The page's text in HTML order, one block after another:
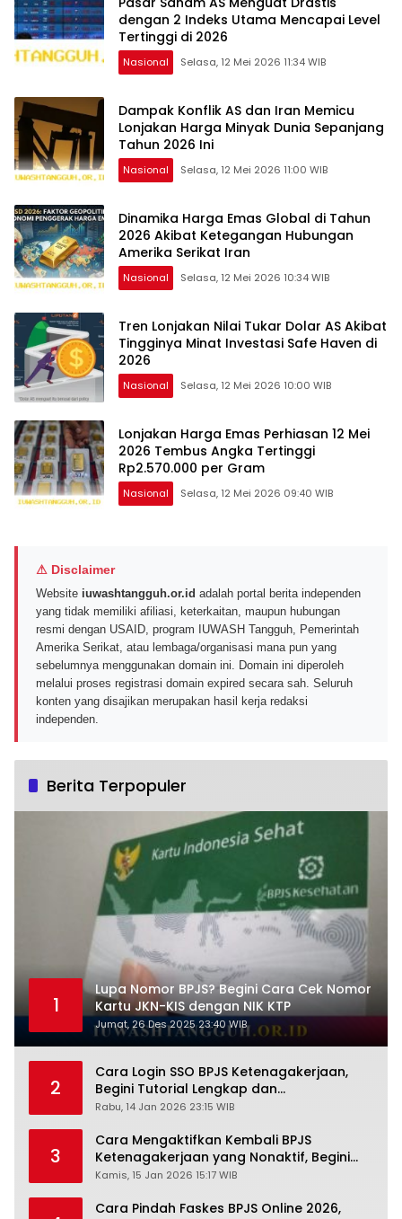
dengan 2 Indeks Utama Mencapai Level
Tertinggi di 2026
Nasional Selasa, 12 Mei 2026 11:34 WIB
Dampak Konflik AS dan Iran Memicu
Lonjakan Harga Minyak Dunia Sepanjang
Tahun 2026 Ini
Nasional Selasa, 12 Mei 2026 11:00 WIB
Dinamika Harga Emas Global di Tahun
2026 Akibat Ketegangan Hubungan
Amerika Serikat Iran
Nasional Selasa, 12 Mei 2026 10:34 WIB
Tren Lonjakan Nilai Tukar Dolar AS Akibat
Tingginya Minat Investasi Safe Haven di
2026
Nasional Selasa, 12 Mei 2026 10:00 WIB
Lonjakan Harga Emas Perhiasan 12 Mei
2026 Tembus Angka Tertinggi
Rp2.570.000 per Gram
Nasional Selasa, 12 Mei 2026 09:40 WIB
⚠ Disclaimer
Website iuwashtangguh.or.id adalah portal berita independen
yang tidak memiliki afiliasi, keterkaitan, maupun hubungan
resmi dengan USAID, program IUWASH Tangguh, Pemerintah
Amerika Serikat, atau lembaga/organisasi mana pun yang
sebelumnya menggunakan domain ini. Domain ini diperoleh
melalui proses registrasi domain expired secara sah. Seluruh
konten yang disajikan merupakan hasil kerja redaksi
independen.
Berita Terpopuler
1
Lupa Nomor BPJS? Begini Cara Cek Nomor
Kartu JKN-KIS dengan NIK KTP
Jumat, 26 Des 2025 23:40 WIB
2
Cara Login SSO BPJS Ketenagakerjaan,
Begini Tutorial Lengkap dan
Pengertiannya
Rabu, 14 Jan 2026 23:15 WIB
3
Cara Mengaktifkan Kembali BPJS
Ketenagakerjaan yang Nonaktif, Begini
Panduan Lengkapnya
Kamis, 15 Jan 2026 15:17 WIB
Cara Pindah Faskes BPJS Online 2026,